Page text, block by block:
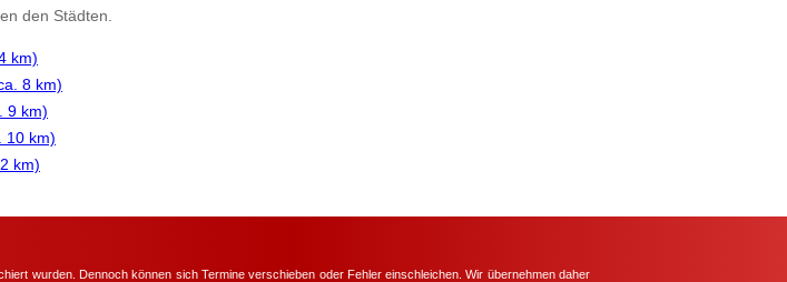
den Städten.
km)
8 km)
9 km)
10 km)
km)
wurden. Dennoch können sich Termine verschieben oder Fehler einschleichen. Wir übernehmen daher